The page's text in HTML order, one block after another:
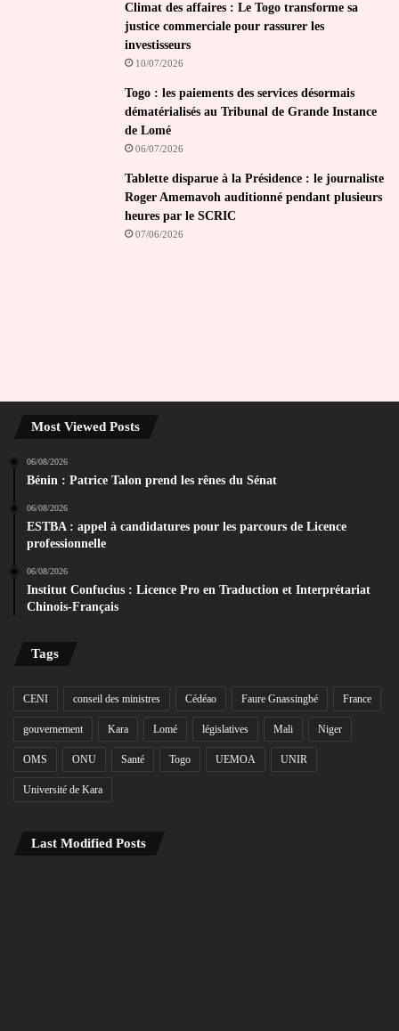
Climat des affaires : Le Togo transforme sa
justice commerciale pour rassurer les
investisseurs
10/07/2026
Togo : les paiements des services désormais
dématérialisés au Tribunal de Grande Instance
de Lomé
06/07/2026
Tablette disparue à la Présidence : le journaliste
Roger Amemavoh auditionné pendant plusieurs
heures par le SCRIC
07/06/2026
Most Viewed Posts
06/08/2026
Bénin : Patrice Talon prend les rênes du Sénat
06/08/2026
ESTBA : appel à candidatures pour les parcours de Licence
professionnelle
06/08/2026
Institut Confucius : Licence Pro en Traduction et Interprétariat
Chinois-Français
Tags
CENI conseil des ministres Cédéao Faure Gnassingbé France
gouvernement Kara Lomé législatives Mali Niger
OMS ONU Santé Togo UEMOA UNIR
Université de Kara
Last Modified Posts